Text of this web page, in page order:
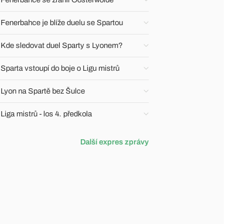
Fenerbahce je blíže duelu se Spartou
Kde sledovat duel Sparty s Lyonem?
Sparta vstoupí do boje o Ligu mistrů
Lyon na Spartě bez Šulce
Liga mistrů - los 4. předkola
Další expres zprávy